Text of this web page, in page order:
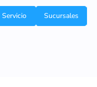
Servicio
Sucursales